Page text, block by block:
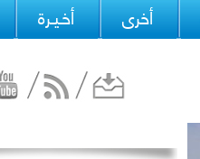
أخرى أخـيـرة